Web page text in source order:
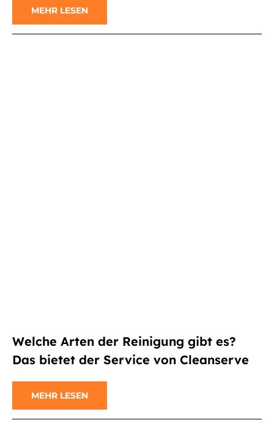
MEHR LESEN
Welche Arten der Reinigung gibt es?
Das bietet der Service von Cleanserve
MEHR LESEN